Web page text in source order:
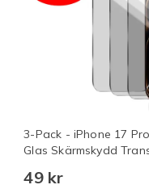
12-pack Kompatibla
3-Pack - iPhone 17
Glas Skärmskydd
49 kr